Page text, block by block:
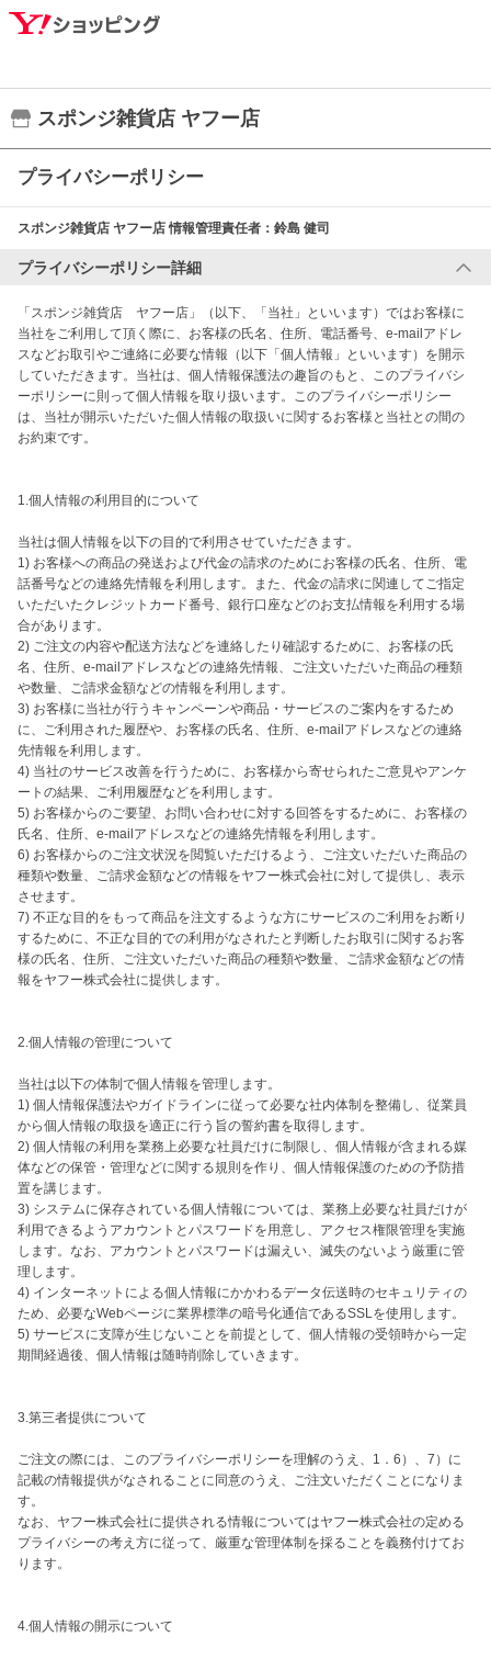
スポンジ雑貨店 ヤフー店
プライバシーポリシー
スポンジ雑貨店 ヤフー店情報管理責任者： 鈴島 健司
プライバシーポリシー詳細
「スポンジ雑貨店　ヤフー店」（以下、「当社」といいます）ではお客様に
当社をご利用して頂く際に、お客様の氏名、住所、電話番号、e-mailアドレ
スなどお取引やご連絡に必要な情報（以下「個人情報」といいます）を開示
していただきます。当社は、個人情報保護法の趣旨のもと、このプライバシ
ーポリシーに則って個人情報を取り扱います。このプライバシーポリシー
は、当社が開示いただいた個人情報の取扱いに関するお客様と当社との間の
お約束です。
1.個人情報の利用目的について
当社は個人情報を以下の目的で利用させていただきます。
1) お客様への商品の発送および代金の請求のためにお客様の氏名、住所、電
話番号などの連絡先情報を利用します。また、代金の請求に関連してご指定
いただいたクレジットカード番号、銀行口座などのお支払情報を利用する場
合があります。
2) ご注文の内容や配送方法などを連絡したり確認するために、お客様の氏
名、住所、e-mailアドレスなどの連絡先情報、ご注文いただいた商品の種類
や数量、ご請求金額などの情報を利用します。
3) お客様に当社が行うキャンペーンや商品・サービスのご案内をするため
に、ご利用された履歴や、お客様の氏名、住所、e-mailアドレスなどの連絡
先情報を利用します。
4) 当社のサービス改善を行うために、お客様から寄せられたご意見やアンケ
ートの結果、ご利用履歴などを利用します。
5) お客様からのご要望、お問い合わせに対する回答をするために、お客様の
氏名、住所、e-mailアドレスなどの連絡先情報を利用します。
6) お客様からのご注文状況を閲覧いただけるよう、ご注文いただいた商品の
種類や数量、ご請求金額などの情報をヤフー株式会社に対して提供し、表示
させます。
7) 不正な目的をもって商品を注文するような方にサービスのご利用をお断り
するために、不正な目的での利用がなされたと判断したお取引に関するお客
様の氏名、住所、ご注文いただいた商品の種類や数量、ご請求金額などの情
報をヤフー株式会社に提供します。
2.個人情報の管理について
当社は以下の体制で個人情報を管理します。
1) 個人情報保護法やガイドラインに従って必要な社内体制を整備し、従業員
から個人情報の取扱を適正に行う旨の誓約書を取得します。
2) 個人情報の利用を業務上必要な社員だけに制限し、個人情報が含まれる媒
体などの保管・管理などに関する規則を作り、個人情報保護のための予防措
置を講じます。
3) システムに保存されている個人情報については、業務上必要な社員だけが
利用できるようアカウントとパスワードを用意し、アクセス権限管理を実施
します。なお、アカウントとパスワードは漏えい、滅失のないよう厳重に管
理します。
4) インターネットによる個人情報にかかわるデータ伝送時のセキュリティの
ため、必要なWebページに業界標準の暗号化通信であるSSLを使用します。
5) サービスに支障が生じないことを前提として、個人情報の受領時から一定
期間経過後、個人情報は随時削除していきます。
3.第三者提供について
ご注文の際には、このプライバシーポリシーを理解のうえ、1．6）、7）に
記載の情報提供がなされることに同意のうえ、ご注文いただくことになりま
す。
なお、ヤフー株式会社に提供される情報についてはヤフー株式会社の定める
プライバシーの考え方に従って、厳重な管理体制を採ることを義務付けてお
ります。
4.個人情報の開示について